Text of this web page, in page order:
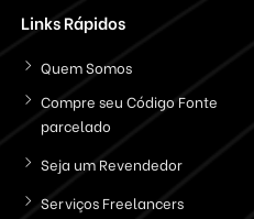
Links Rápidos
Quem Somos
Compre seu Código Fonte
parcelado
Seja um Revendedor
Serviços Freelancers